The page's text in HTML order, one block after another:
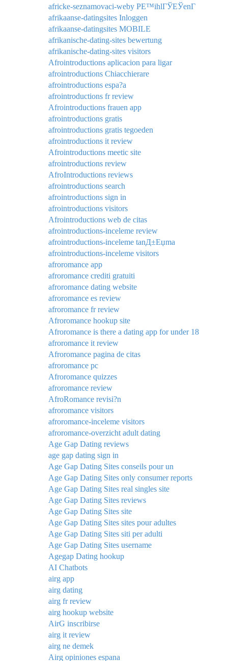
africke-seznamovaci-weby PЕ™ihlГЎЕЎenГ­
afrikaanse-datingsites Inloggen
afrikaanse-datingsites MOBILE
afrikanische-dating-sites bewertung
afrikanische-dating-sites visitors
Afrointroductions aplicacion para ligar
afrointroductions Chiacchierare
afrointroductions espa?a
afrointroductions fr review
Afrointroductions frauen app
afrointroductions gratis
afrointroductions gratis tegoeden
afrointroductions it review
Afrointroductions meetic site
afrointroductions review
AfroIntroductions reviews
afrointroductions search
afrointroductions sign in
afrointroductions visitors
Afrointroductions web de citas
afrointroductions-inceleme review
afrointroductions-inceleme tanД±Еџma
afrointroductions-inceleme visitors
afroromance app
afroromance crediti gratuiti
afroromance dating website
afroromance es review
afroromance fr review
Afroromance hookup site
Afroromance is there a dating app for under 18
afroromance it review
Afroromance pagina de citas
afroromance pc
Afroromance quizzes
afroromance review
AfroRomance revisi?n
afroromance visitors
afroromance-inceleme visitors
afroromance-overzicht adult dating
Age Gap Dating reviews
age gap dating sign in
Age Gap Dating Sites conseils pour un
Age Gap Dating Sites only consumer reports
Age Gap Dating Sites real singles site
Age Gap Dating Sites reviews
Age Gap Dating Sites site
Age Gap Dating Sites sites pour adultes
Age Gap Dating Sites siti per adulti
Age Gap Dating Sites username
Agegap Dating hookup
AI Chatbots
airg app
airg dating
airg fr review
airg hookup website
AirG inscribirse
airg it review
airg ne demek
Airg opiniones espana